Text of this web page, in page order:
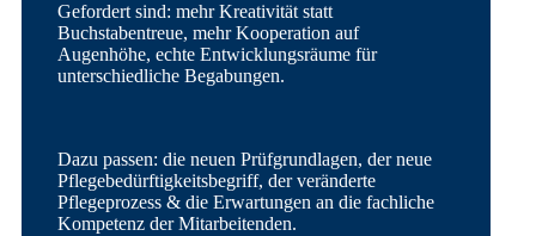
Gefordert sind: mehr Kreativität statt
Buchstabentreue, mehr Kooperation auf
Augenhöhe, echte Entwicklungsräume für
unterschiedliche Begabungen.
Dazu passen: die neuen Prüfgrundlagen, der neue
Pflegebedürftigkeitsbegriff, der veränderte
Pflegeprozess & die Erwartungen an die fachliche
Kompetenz der Mitarbeitenden.